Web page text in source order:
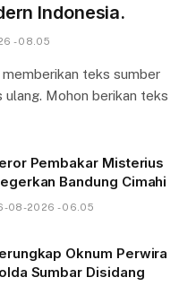
Indonesia.
- 08.05
teks sumber
ulang. Mohon berikan teks
Pembakar Misterius
Bandung Cimahi
08-2026 - 06.05
Oknum Perwira
Sumbar Disidang